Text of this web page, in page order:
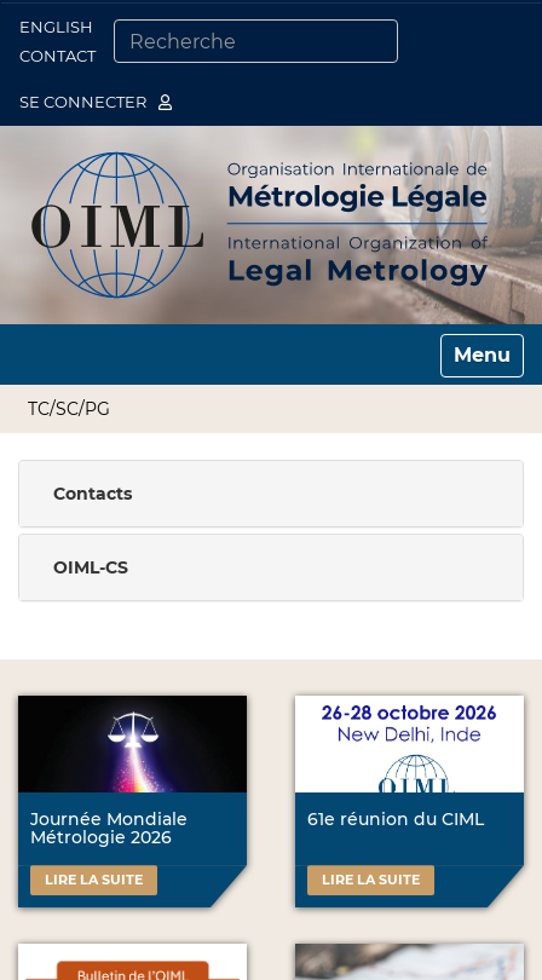
ENGLISH
CONTACT
SE CONNECTER
Toggle
TC/SC/PG
Contacts
OIML-CS
Journée Mondiale
Métrologie 2026
LIRE LA SUITE
61e réunion du CIML
LIRE LA SUITE